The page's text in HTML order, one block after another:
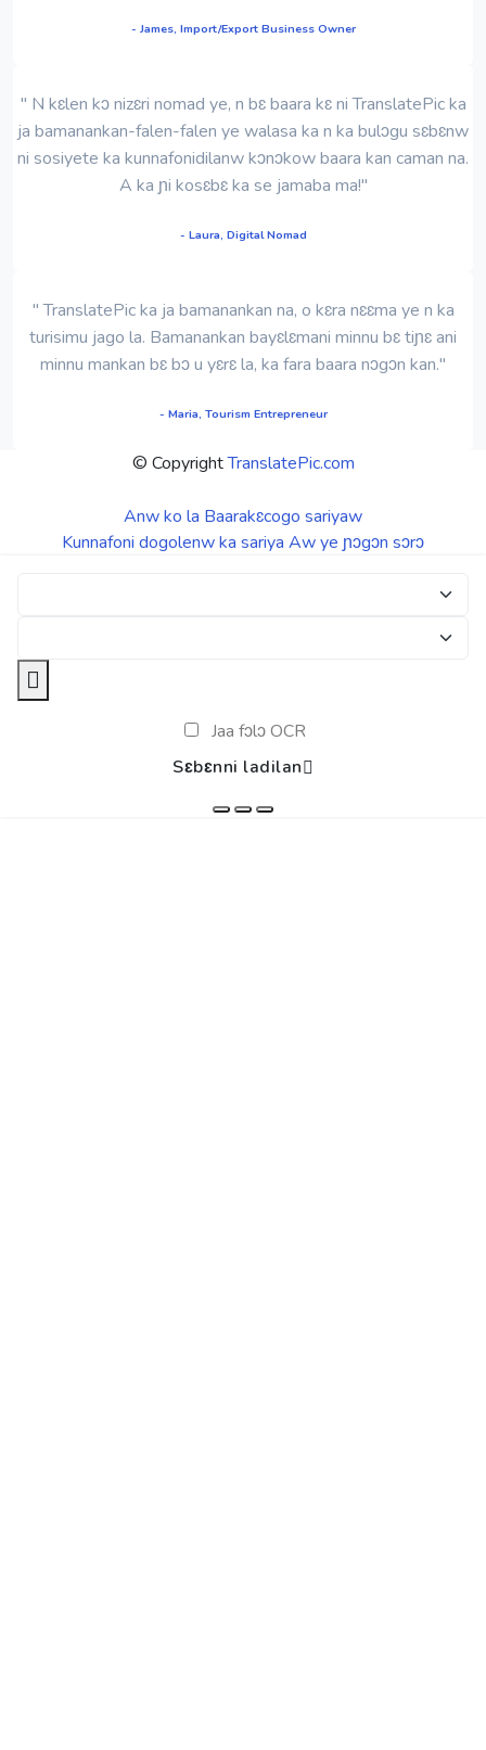
- James, Import/Export Business Owner
" N kɛlen kɔ nizɛri nomad ye, n bɛ baara kɛ ni TranslatePic ka
ja bamanankan-falen-falen ye walasa ka n ka bulɔgu sɛbɛnw
ni sosiyete ka kunnafonidilanw kɔnɔkow baara kan caman na.
A ka ɲi kosɛbɛ ka se jamaba ma!"
- Laura, Digital Nomad
" TranslatePic ka ja bamanankan na, o kɛra nɛɛma ye n ka
turisimu jago la. Bamanankan bayɛlɛmani minnu bɛ tiɲɛ ani
minnu mankan bɛ bɔ u yɛrɛ la, ka fara baara nɔgɔn kan."
- Maria, Tourism Entrepreneur
© CopyrightTranslatePic.com
Anw ko la Baarakɛcogo sariyaw
Kunnafoni dogolenw ka sariya Aw ye ɲɔgɔn sɔrɔ
Jaa fɔlɔ OCR
Sɛbɛnni ladilan